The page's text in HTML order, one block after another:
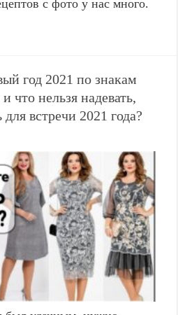
с фото у нас много.
год 2021 по знакам
что нельзя надевать,
встречи 2021 года?